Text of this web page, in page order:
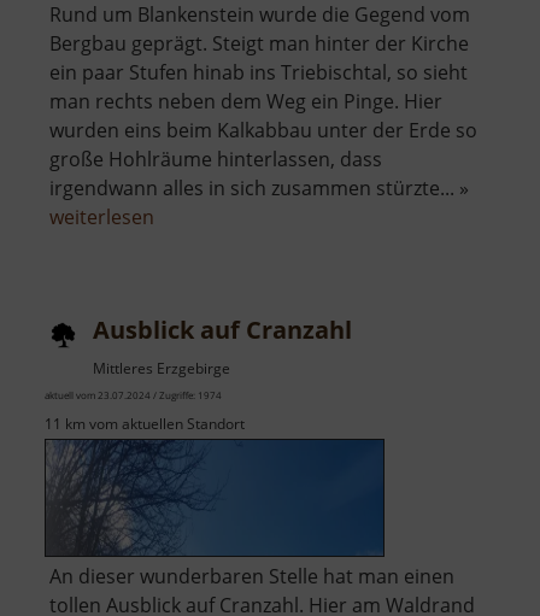
Rund um Blankenstein wurde die Gegend vom
Bergbau geprägt. Steigt man hinter der Kirche
ein paar Stufen hinab ins Triebischtal, so sieht
man rechts neben dem Weg ein Pinge. Hier
wurden eins beim Kalkabbau unter der Erde so
große Hohlräume hinterlassen, dass
irgendwann alles in sich zusammen stürzte... »
weiterlesen
Ausblick auf Cranzahl
Mittleres Erzgebirge
aktuell vom 23.07.2024 / Zugriffe: 1974
11 km vom aktuellen Standort
An dieser wunderbaren Stelle hat man einen
tollen Ausblick auf Cranzahl. Hier am Waldrand